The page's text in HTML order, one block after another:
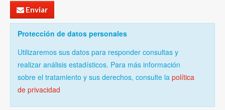
Enviar
Protección de datos personales
Utilizaremos sus datos para responder consultas y
realizar análisis estadísticos. Para más información
sobre el tratamiento y sus derechos, consulte la política
de privacidad